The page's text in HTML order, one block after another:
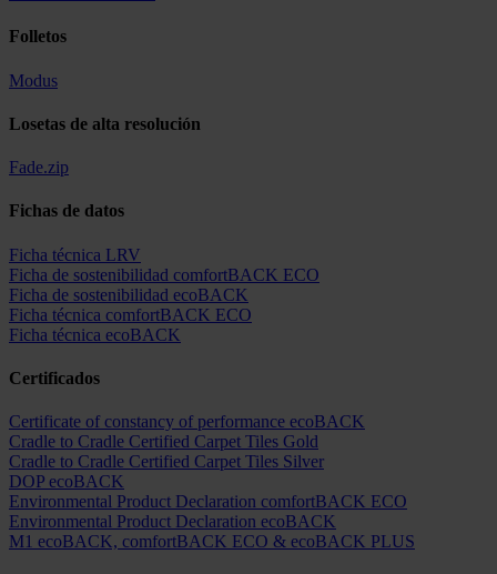
Folletos
Modus
Losetas de alta resolución
Fade.zip
Fichas de datos
Ficha técnica LRV
Ficha de sostenibilidad comfortBACK ECO
Ficha de sostenibilidad ecoBACK
Ficha técnica comfortBACK ECO
Ficha técnica ecoBACK
Certificados
Certificate of constancy of performance ecoBACK
Cradle to Cradle Certified Carpet Tiles Gold
Cradle to Cradle Certified Carpet Tiles Silver
DOP ecoBACK
Environmental Product Declaration comfortBACK ECO
Environmental Product Declaration ecoBACK
M1 ecoBACK, comfortBACK ECO & ecoBACK PLUS